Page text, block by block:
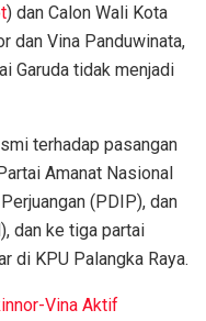
) dan Calon Wali Kota
dan Vina Panduwinata,
Garuda tidak menjadi
terhadap pasangan
Amanat Nasional
(PDIP), dan
dan ke tiga partai
di KPU Palangka Raya.
Vina Aktif